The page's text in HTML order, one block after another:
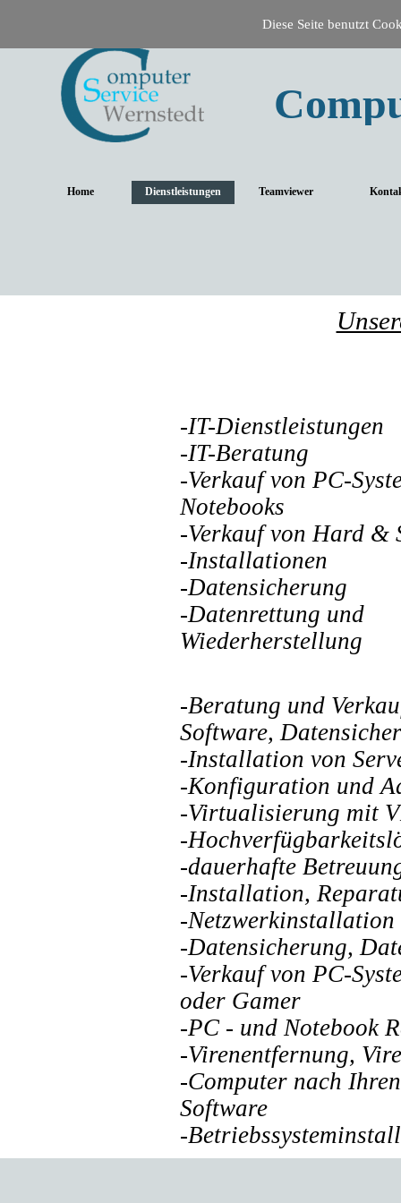
Diese Seite benutzt
Home Dienstleistungen Teamviewer
-IT-Dienstleistungen
-IT-Beratung
-Verkauf von PC-
Notebooks
-Verkauf von Hard &
-Installationen
-Datensicherung
-Datenrettung und
Wiederherstellung
-Beratung und
Software,
-Installation von
-Konfiguration und
-Virtualisierung mit
-
-dauerhafte
-Installation,
-
-Datensicherung,
-Verkauf von PC-
oder Gamer
-PC - und Notebook
-Virenentfernung,
-Computer nach
Software
-